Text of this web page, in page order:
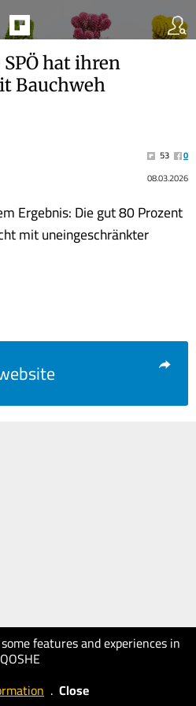
features and experiences in
QOSHE
. Close
hat ihren
Bauchweh
53
0
08.03.2026
Ergebnis: Die gut 80 Prozent
mit uneingeschränkter